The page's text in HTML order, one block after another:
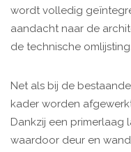
wordt volledig
aandacht naar de
de technische omlijsting.
Net als bij de
kader worden
Dankzij een primerlaag
waardoor deur en